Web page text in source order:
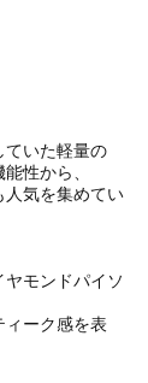
ていた軽量の
性から、
人気を集めてい
モンドパイソ
ーク感を表